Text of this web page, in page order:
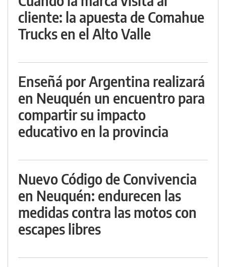
cliente: la apuesta de Comahue
Trucks en el Alto Valle
Enseñá por Argentina realizará
en Neuquén un encuentro para
compartir su impacto
educativo en la provincia
Nuevo Código de Convivencia
en Neuquén: endurecen las
medidas contra las motos con
escapes libres